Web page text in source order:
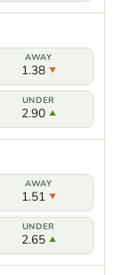
1.38
2.90
1.51
2.65